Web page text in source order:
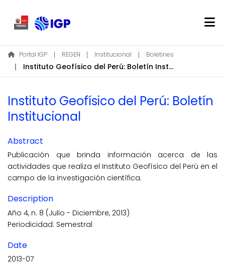
Home
About REGEN
Find
Statistics
EN
Portal IGP REGEN Institucional Boletines
Instituto Geofísico del Perú: Boletín Institucional
Instituto Geofísico del Perú: Boletín
Institucional
Abstract
Publicación que brinda información acerca de las
actividades que realiza el Instituto Geofísico del Perú en el
campo de la investigación científica.
Description
Año 4, n. 8 (Julio - Diciembre, 2013)
Periodicidad: Semestral
Date
2013-07